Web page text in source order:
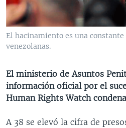
VENEZUELA
BRASIL
NICARAGUA
ECONOMÍA
ENTRETENIMIENTO Y CULTURA
TECNOLOGÍA
CIENCIA Y SALUD
MULTIMEDIA
VIDEOS
FOTOGRAFÍA
PROGRAMAS TV
EL MUNDO AL DÍA
VISIÓN 360
LAS CLAVES
PANORAMA
RADIO
AUDIONOTICIAS
BUENOS DÍAS AMÉRICA
ESTADOS UNIDOS AL DÍA
DOCUMENTALES DE LA VOA
El hacinamiento es una constante
venezolanas.
El ministerio de Asuntos
información oficial por el
Human Rights Watch
A 38 se elevó la cifra de